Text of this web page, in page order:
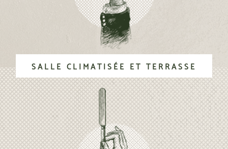
SALLE CLIMATISÉE ET TERRASSE